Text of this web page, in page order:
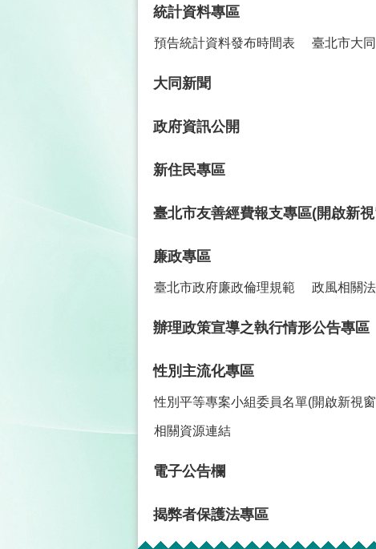
統計資料專區
預告統計資料發布時間表 臺北市大
大同新聞
政府資訊公開
新住民專區
臺北市友善經費報支專區(開啟新
廉政專區
臺北市政府廉政倫理規範 政風相關
辦理政策宣導之執行情形公告專區
性別主流化專區
性別平等專案小組委員名單(開啟新視
相關資源連結
電子公告欄
揭弊者保護法專區